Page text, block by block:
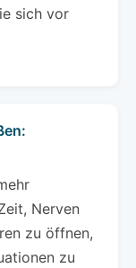
sich vor
Nerven
zu öffnen,
zu